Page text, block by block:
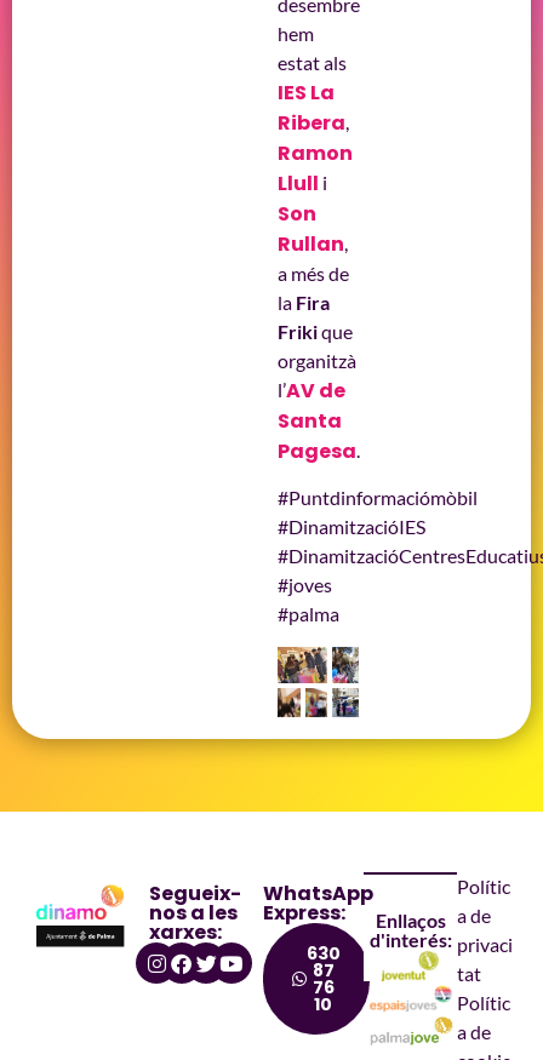
hem
estat als
IES La
Ribera
Ramon
Llull i
Son
Rullan
a més de
la Fira
Frikique
organitzà
l’AV de
Santa
Pagesa
#Puntdinformaciómòbil
#DinamitzacióIES
#joves
#palma
Segueix-
nos a les
xarxes:
WhatsApp
Express:
630
87
76
10
Enllaços
d'interés:
Polític
a de
privaci
tat
Polític
a de